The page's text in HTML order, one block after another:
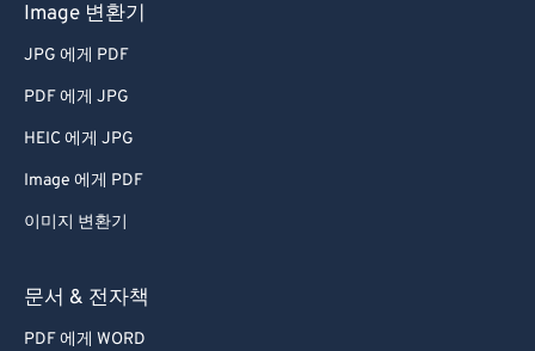
Image 변환기
JPG 에게 PDF
PDF 에게 JPG
HEIC 에게 JPG
Image 에게 PDF
이미지 변환기
문서 & 전자책
PDF 에게 WORD